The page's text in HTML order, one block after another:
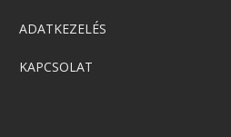
ADATKEZELÉS
KAPCSOLAT